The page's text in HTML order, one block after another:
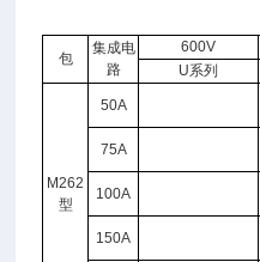
包
集成电
路
600V
U系列
M262
型
50A
75A
100A
150A